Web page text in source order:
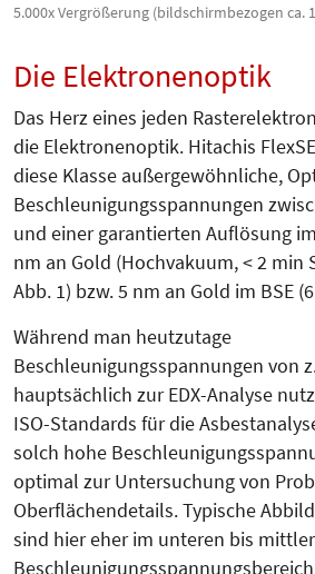
5.000x Vergrößerung (bildschirmbezogen ca.
Die Elektronenoptik
Das Herz eines jeden
die Elektronenoptik. Hitachis
diese Klasse außergewöhnliche,
Beschleunigungsspannungen
und einer garantierten Auflösung
nm an Gold (Hochvakuum, < 2 min
Abb. 1) bzw. 5 nm an Gold im BSE
Während man heutzutage
Beschleunigungsspannungen von
hauptsächlich zur EDX-Analyse
ISO-Standards für die
solch hohe
optimal zur Untersuchung von
Oberflächendetails. Typische
sind hier eher im unteren bis